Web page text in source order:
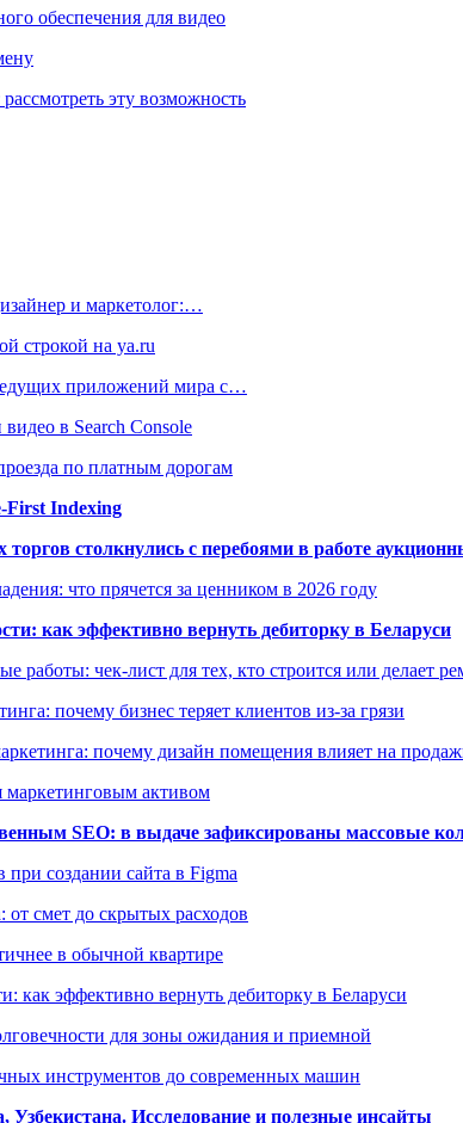
обеспечения для видео
эту возможность
и маркетолог:…
строкой на ya.ru
приложений мира с…
в Search Console
по платным дорогам
First Indexing
столкнулись с перебоями в работе
что прячется за ценником в 2026 году
как эффективно вернуть дебиторку в Беларуси
работы: чек-лист для тех, кто строится или делает
почему бизнес теряет клиентов из-за грязи
почему дизайн помещения влияет на
маркетинговым активом
SEO: в выдаче зафиксированы массовые
создании сайта в Figma
от смет до скрытых расходов
в обычной квартире
эффективно вернуть дебиторку в Беларуси
для зоны ожидания и приемной
инструментов до современных машин
Исследование и полезные инсайты